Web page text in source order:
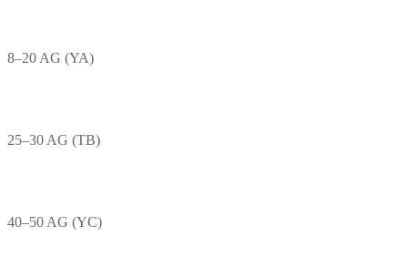
8–20 AG (YA)
25–30 AG (TB)
40–50 AG (YC)